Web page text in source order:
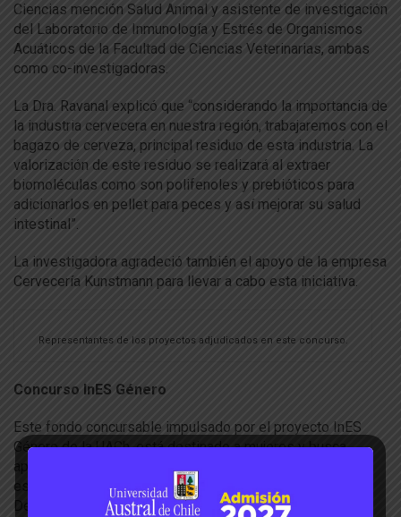
Ciencias mención Salud Animal y asistente de investigación
del Laboratorio de Inmunología y Estrés de Organismos
Acuáticos de la Facultad de Ciencias Veterinarias, ambas
como co-investigadoras.
La Dra. Ravanal explicó que “considerando la importancia de
la industria cervecera en nuestra región, trabajaremos con el
bagazo de cerveza, principal residuo de esta industria. La
valorización de este residuo se realizará al extraer
biomoléculas como son polifenoles y prebióticos para
adicionarlos en pellet para peces y así mejorar su salud
intestinal”.
La investigadora agradeció también el apoyo de la empresa
Cervecería Kunstmann para llevar a cabo esta iniciativa.
Representantes de los proyectos adjudicados en este concurso.
Concurso InES Género
Este fondo concursable impulsado por el proyecto InES
Género de la UACh, está destinado a mujeres y busca
apoyar las trayectorias de académicas, funcionarias y
estudiantes de postgrado. Así lo indicó la Directora del
Departamento de Creación Artística de la VIDCA, Dra.